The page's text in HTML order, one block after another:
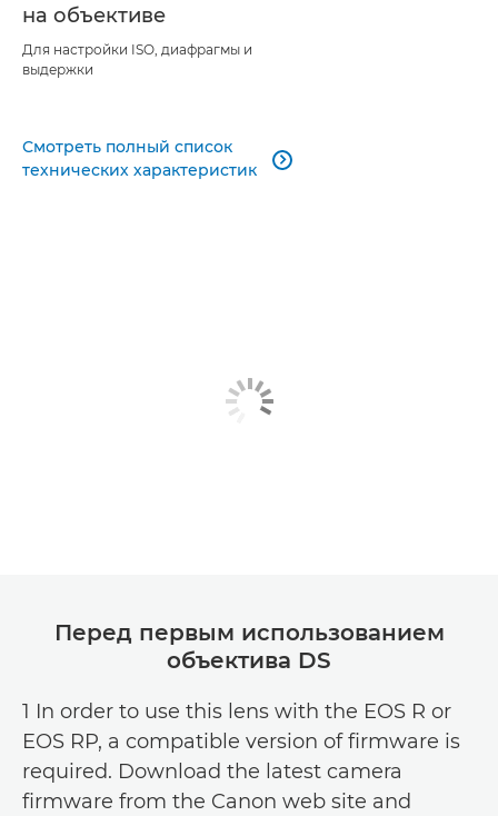
на объективе
Для настройки ISO, диафрагмы и
выдержки
Смотреть полный список
технических характеристик

Перед первым использованием
объектива DS
1 In order to use this lens with the EOS R or
EOS RP, a compatible version of firmware is
required. Download the latest camera
firmware from the Canon web site and